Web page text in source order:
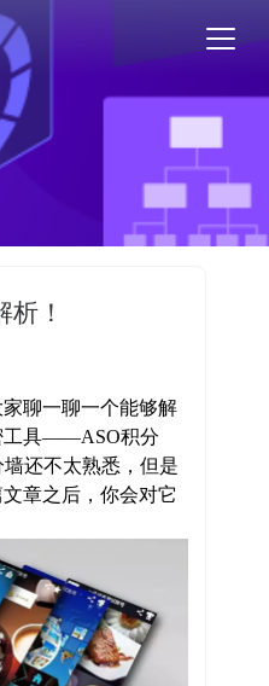
店优化
店优化
货
！
聊一聊一个能够解
具——ASO积分
还不太熟悉，但是
章之后，你会对它